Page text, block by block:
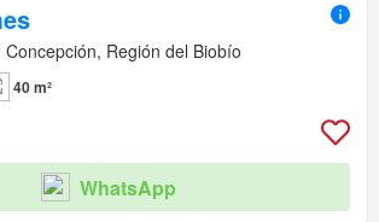
Concepción, Región del Biobío
40 m²
WhatsApp